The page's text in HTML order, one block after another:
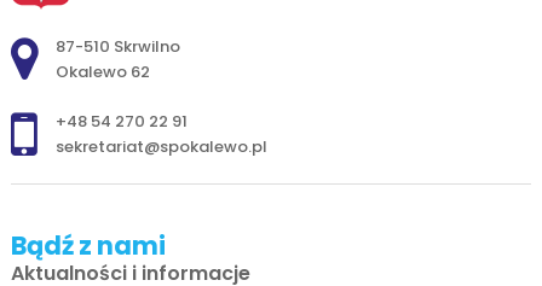
Adres pocztowy:
87-510 Skrwilno
Okalewo 62
+48 54 270 22 91
sekretariat@spokalewo.pl
Bądź z nami
Aktualności i informacje